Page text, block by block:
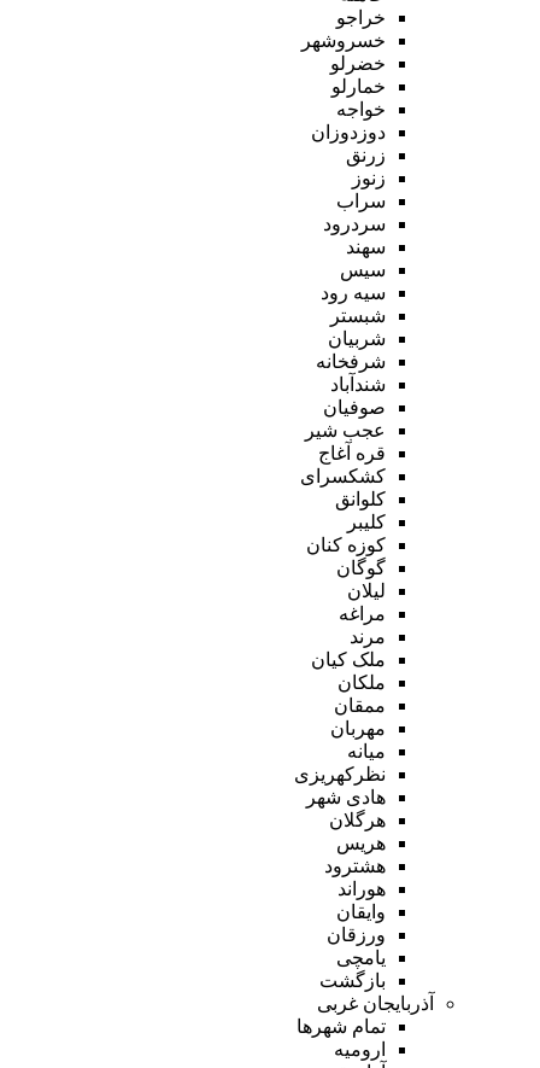
خراجو
خسروشهر
خضرلو
خمارلو
خواجه
دوزدوزان
زرنق
زنوز
سراب
سردرود
سهند
سیس
سیه رود
شبستر
شربیان
شرفخانه
شندآباد
صوفیان
عجب شیر
قره آغاج
کشکسرای
کلوانق
کلیبر
کوزه کنان
گوگان
لیلان
مراغه
مرند
ملک کیان
ملکان
ممقان
مهربان
میانه
نظرکهریزی
هادی شهر
هرگلان
هریس
هشترود
هوراند
وایقان
ورزقان
یامچی
بازگشت
آذربایجان غربی
تمام شهر‌ها
ارومیه